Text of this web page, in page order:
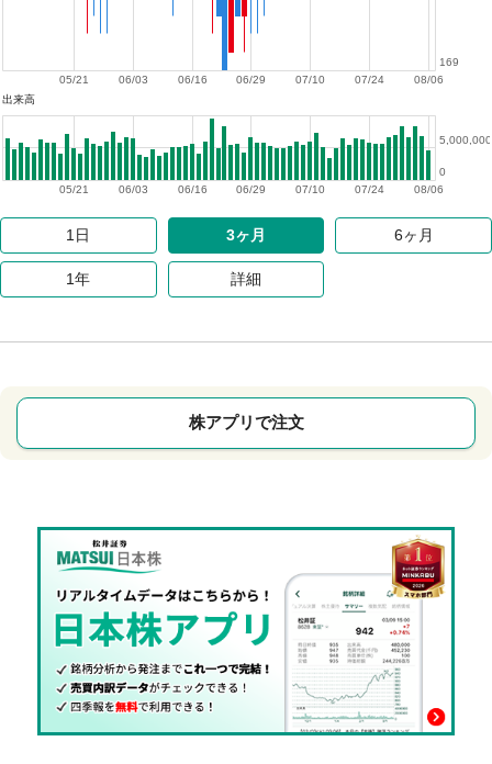
08/06
07/24
07/10
06/29
06/16
06/03
05/21
169
出来高
08/06
07/24
07/10
06/29
06/16
06/03
05/21
0
5,000,000
1日 3ヶ月 6ヶ月
1年 詳細
株アプリで注文